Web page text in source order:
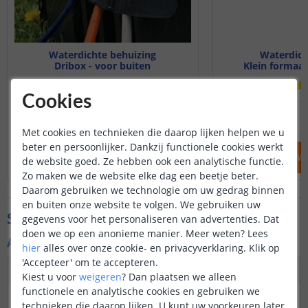
Waterdichte behuizing
Dribox - voor buiten
IN WINKELWAGEN
Klein
IN
Specificaties
Algemene kenmerken
Dimbaar
Ja
3M plakstrip over de
Ja
Cookies
Met cookies en technieken die daarop lijken helpen we u
beter en persoonlijker. Dankzij functionele cookies werkt
de website goed. Ze hebben ook een analytische functie.
Zo maken we de website elke dag een beetje beter.
Daarom gebruiken we technologie om uw gedrag binnen
en buiten onze website te volgen. We gebruiken uw
gegevens voor het personaliseren van advertenties. Dat
doen we op een anonieme manier. Meer weten? Lees
hier alles over onze cookie- en privacyverklaring. Klik op
'Accepteer' om te accepteren.
Kiest u voor weigeren? Dan plaatsen we alleen
functionele en analytische cookies en gebruiken we